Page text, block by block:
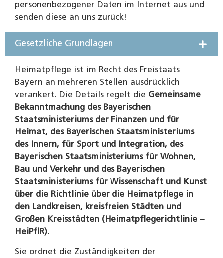
personenbezogener Daten im Internet aus und
senden diese an uns zurück!
Gesetzliche Grundlagen
Heimatpflege ist im Recht des Freistaats
Bayern an mehreren Stellen ausdrücklich
verankert. Die Details regelt die Gemeinsame
Bekanntmachung des Bayerischen
Staatsministeriums der Finanzen und für
Heimat, des Bayerischen Staatsministeriums
des Innern, für Sport und Integration, des
Bayerischen Staatsministeriums für Wohnen,
Bau und Verkehr und des Bayerischen
Staatsministeriums für Wissenschaft und Kunst
über die Richtlinie über die Heimatpflege in
den Landkreisen, kreisfreien Städten und
Großen Kreisstädten (Heimatpflegerichtlinie –
HeiPflR).
Sie ordnet die Zuständigkeiten der